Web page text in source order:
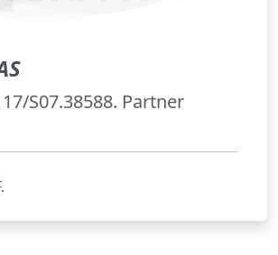
S07.38588. Partner